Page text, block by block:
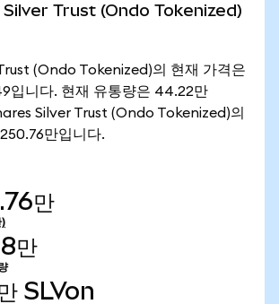
Silver Trust (Ondo Tokenized)
(Ondo Tokenized)의 현재 가격은
입니다. 현재 유통량은 44.22만
Silver Trust (Ondo Tokenized)의
만입니다.
만
)
만
SLVon